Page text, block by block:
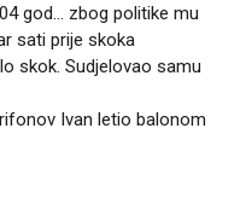
god... zbog politike mu
sati prije skoka
skok. Sudjelovao samu
Ivan letio balonom